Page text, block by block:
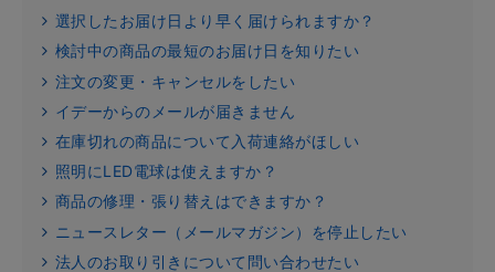
選択したお届け日より早く届けられますか？
検討中の商品の最短のお届け日を知りたい
注文の変更・キャンセルをしたい
イデーからのメールが届きません
在庫切れの商品について入荷連絡がほしい
照明にLED電球は使えますか？
商品の修理・張り替えはできますか？
ニュースレター（メールマガジン）を停止したい
法人のお取り引きについて問い合わせたい